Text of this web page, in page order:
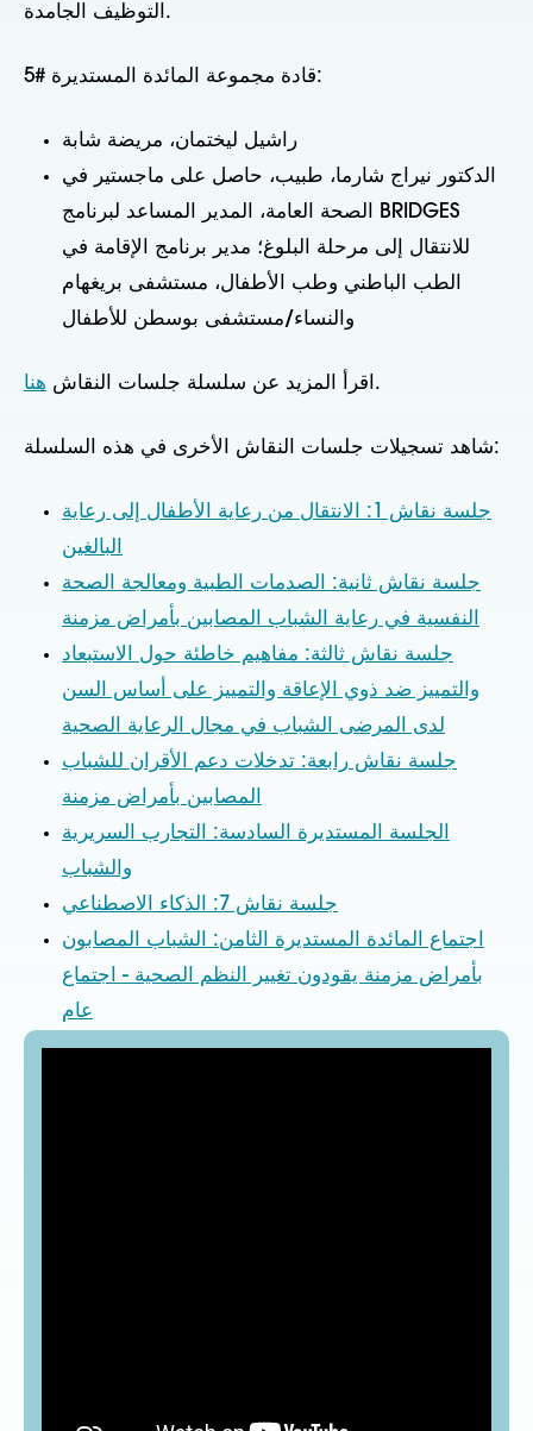
التوظيف الجامدة.
قادة مجموعة المائدة المستديرة #5:
راشيل ليختمان، مريضة شابة
الدكتور نيراج شارما، طبيب، حاصل على ماجستير في
الصحة العامة، المدير المساعد لبرنامج BRIDGES
للانتقال إلى مرحلة البلوغ؛ مدير برنامج الإقامة في
الطب الباطني وطب الأطفال، مستشفى بريغهام
والنساء/مستشفى بوسطن للأطفال
اقرأ المزيد عن سلسلة جلسات النقاش هنا .
شاهد تسجيلات جلسات النقاش الأخرى في هذه السلسلة:
جلسة نقاش 1: الانتقال من رعاية الأطفال إلى رعاية
البالغين
جلسة نقاش ثانية: الصدمات الطبية ومعالجة الصحة
النفسية في رعاية الشباب المصابين بأمراض مزمنة
جلسة نقاش ثالثة: مفاهيم خاطئة حول الاستبعاد
والتمييز ضد ذوي الإعاقة والتمييز على أساس السن
لدى المرضى الشباب في مجال الرعاية الصحية
جلسة نقاش رابعة: تدخلات دعم الأقران للشباب
المصابين بأمراض مزمنة
الجلسة المستديرة السادسة: التجارب السريرية
والشباب
جلسة نقاش 7: الذكاء الاصطناعي
اجتماع المائدة المستديرة الثامن: الشباب المصابون
بأمراض مزمنة يقودون تغيير النظم الصحية - اجتماع
عام